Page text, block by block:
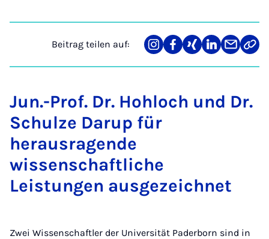
Beitrag teilen auf:
Teilen
auf
Teilen
auf
Teilen
auf
Teilen
auf
Teilen
über
Mail
Link
Jun.-Prof. Dr. Hohloch und Dr.
Schulze Darup für
herausragende
wissenschaftliche
Leistungen ausgezeichnet
Zwei Wissenschaftler der Universität Paderborn sind in